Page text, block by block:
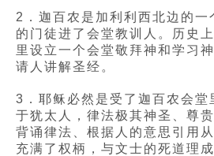
2．迦百农是加利利西北边的
的门徒进了会堂教训人。历史
里设立一个会堂敬拜神和学习
请人讲解圣经。
3．耶稣必然是受了迦百农会
于犹太人，律法极其神圣、尊
背诵律法、根据人的意思引用
充满了权柄，与文士的死道理